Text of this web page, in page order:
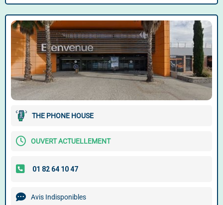
THE PHONE HOUSE
OUVERT ACTUELLEMENT
Avis Indisponibles